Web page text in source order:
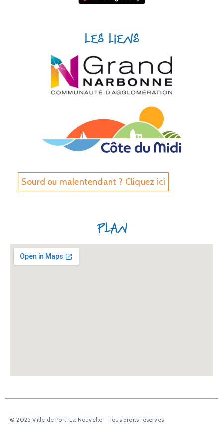
Les liens
Sourd ou malentendant ? Cliquez ici
Plan
© 2025 Ville de Port-La Nouvelle - Tous droits réservés